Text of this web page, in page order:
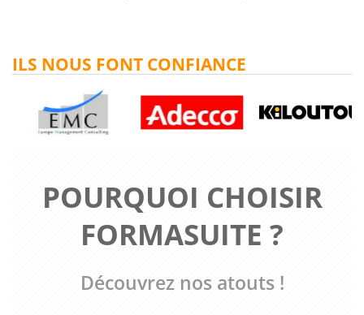
POURQUOI CHOISIR
FORMASUITE ?
Découvrez nos atouts !
ILS NOUS FONT CONFIANCE